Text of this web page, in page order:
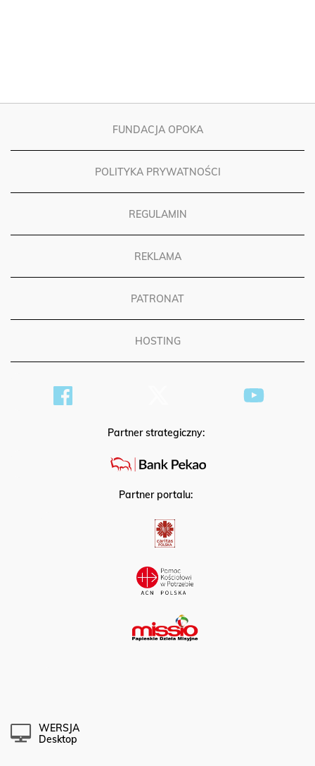
FUNDACJA OPOKA
POLITYKA PRYWATNOŚCI
REGULAMIN
REKLAMA
PATRONAT
HOSTING
Partner strategiczny:
Partner portalu:
WERSJA
Desktop